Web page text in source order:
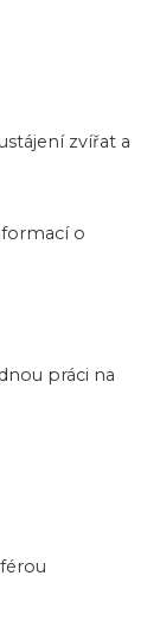
zvířat a
o
práci na